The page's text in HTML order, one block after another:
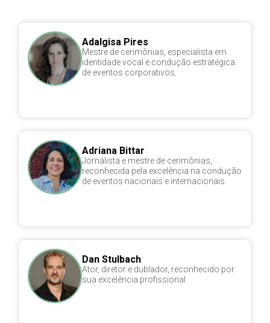
Adalgisa Pires
Mestre de cerimônias, especialista em
identidade vocal e condução estratégica
de eventos corporativos.
Adriana Bittar
Jornalista e mestre de cerimônias,
reconhecida pela excelência na condução
de eventos nacionais e internacionais.
Dan Stulbach
Ator, diretor e dublador, reconhecido por
sua excelência profissional.